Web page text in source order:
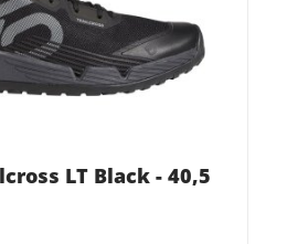
LT Black - 40,5